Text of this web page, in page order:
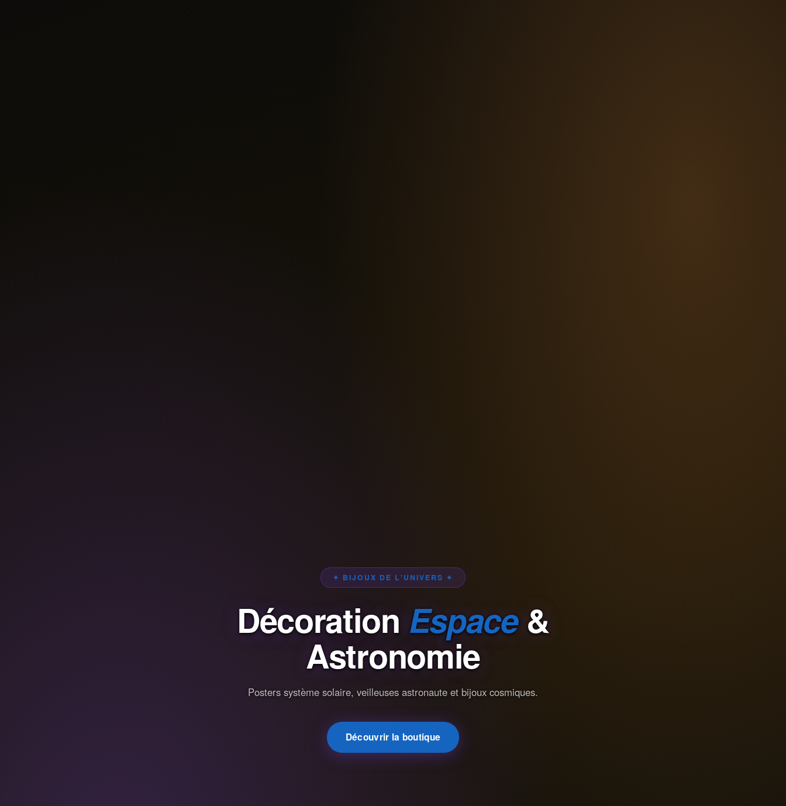
✦ BIJOUX DE L'UNIVERS ✦
Décoration Espace&
Astronomie
Posters système solaire, veilleuses astronaute et bijoux cosmiques.
Découvrir la boutique